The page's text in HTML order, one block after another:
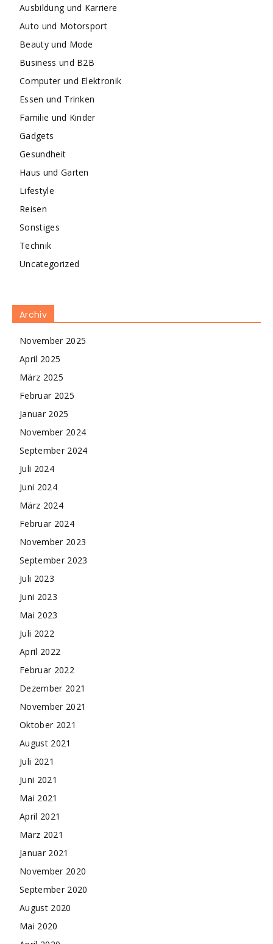
Ausbildung und Karriere
Auto und Motorsport
Beauty und Mode
Business und B2B
Computer und Elektronik
Essen und Trinken
Familie und Kinder
Gadgets
Gesundheit
Haus und Garten
Lifestyle
Reisen
Sonstiges
Technik
Uncategorized
Archiv
November 2025
April 2025
März 2025
Februar 2025
Januar 2025
November 2024
September 2024
Juli 2024
Juni 2024
März 2024
Februar 2024
November 2023
September 2023
Juli 2023
Juni 2023
Mai 2023
Juli 2022
April 2022
Februar 2022
Dezember 2021
November 2021
Oktober 2021
August 2021
Juli 2021
Juni 2021
Mai 2021
April 2021
März 2021
Januar 2021
November 2020
September 2020
August 2020
Mai 2020